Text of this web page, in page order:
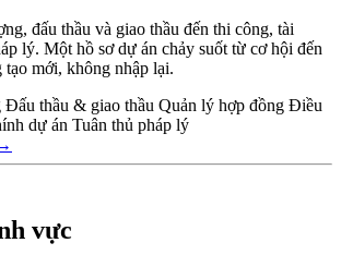
đấu thầu và giao thầu đến thi công, tài
lý. Một hồ sơ dự án chảy suốt từ cơ hội đến
mới, không nhập lại.
Đấu thầu & giao thầu Quản lý hợp đồng Điều
dự án Tuân thủ pháp lý
vực